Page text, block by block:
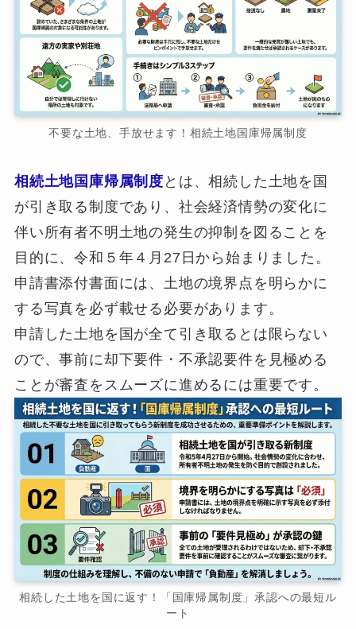
不要な土地、手放せます！相続土地国庫帰属制度
相続土地国庫帰属制度 とは、相続した土地を国
が引き取る制度であり、社会経済情勢の変化に
伴い所有者不明土地の発生の抑制を図ることを
目的に、令和５年４月27日から始まりました。
申請書添付書面には、土地の境界点を明らかに
する写真を必ず載せる必要があります。
申請した土地を国が全て引き取るとは限らない
ので、事前に却下要件・不承認要件を見極める
ことが審査をスムーズに進めるには重要です。
相続した土地を国に返す！「国庫帰属制度」承認への最短ル
ート